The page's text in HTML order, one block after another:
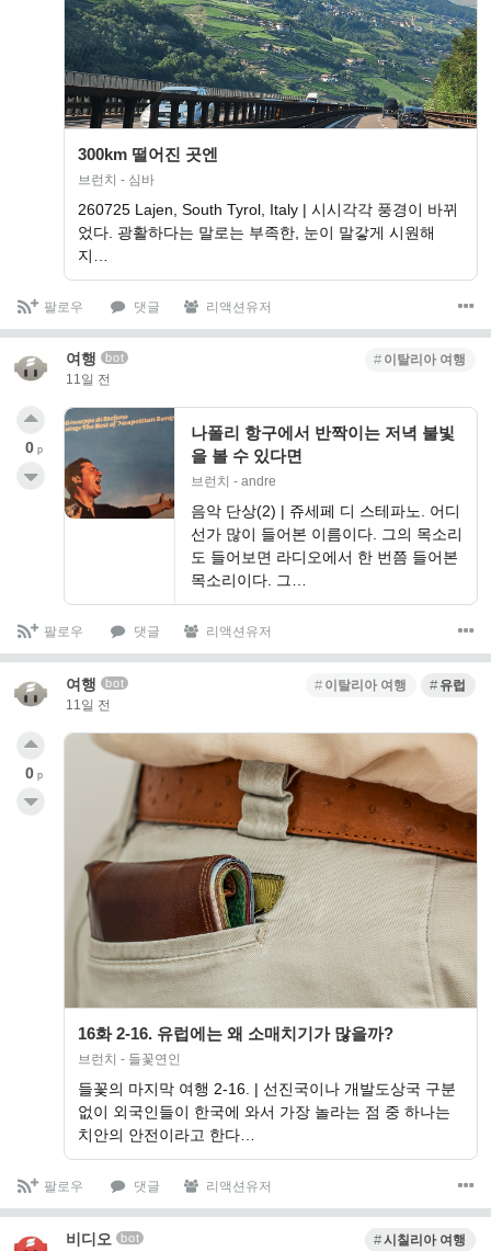
300km 떨어진 곳엔
브런치 - 심바
260725 Lajen, South Tyrol, Italy | 시시각각 풍경이 바뀌
었다. 광활하다는 말로는 부족한, 눈이 말갛게 시원해
지…
팔로우 댓글 리액션유저
여행 bot
11일 전
이탈리아 여행
나폴리 항구에서 반짝이는 저녁 불빛
을 볼 수 있다면
브런치 - andre
음악 단상(2) | 쥬세페 디 스테파노. 어디
선가 많이 들어본 이름이다. 그의 목소리
도 들어보면 라디오에서 한 번쯤 들어본
목소리이다. 그…
0 p
팔로우 댓글 리액션유저
여행 bot
11일 전
이탈리아 여행 유럽
16화 2-16. 유럽에는 왜 소매치기가 많을까?
브런치 - 들꽃연인
들꽃의 마지막 여행 2-16. | 선진국이나 개발도상국 구분
없이 외국인들이 한국에 와서 가장 놀라는 점 중 하나는
치안의 안전이라고 한다…
0 p
팔로우 댓글 리액션유저
비디오 bot 시칠리아 여행